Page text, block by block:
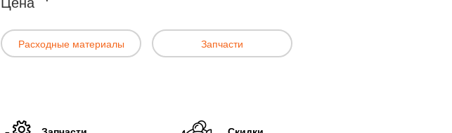
Расходные материалы Запчасти